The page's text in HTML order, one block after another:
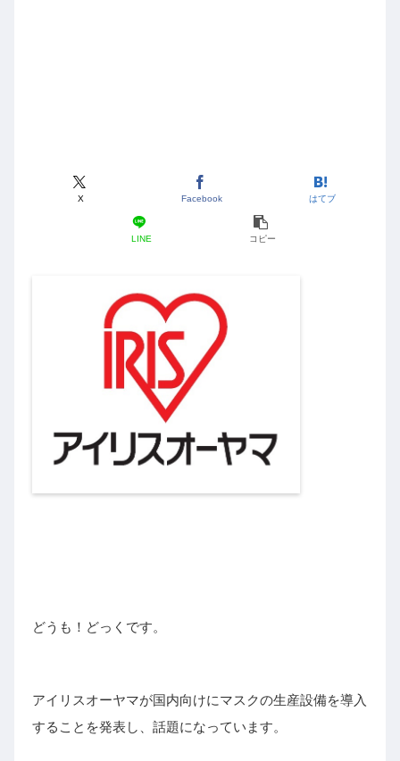
X Facebook はてブ
LINE コピー
どうも！どっくです。
アイリスオーヤマが国内向けにマスクの生産設備を導入
することを発表し、話題になっています。